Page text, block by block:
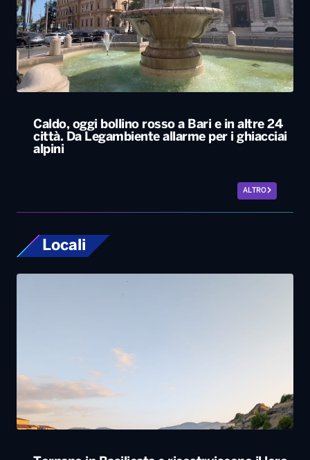
Caldo, oggi bollino rosso a Bari e in altre 24
città. Da Legambiente allarme per i ghiacciai
alpini
ALTRO
Locali
Tornano in Basilicata e ricostruiscono il loro
futuro tra natura e radici: la storia dei lucani
Giovanni ed Erica